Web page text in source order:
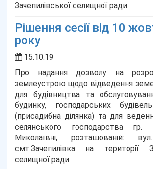
Зачепилівської селищної ради
Рішення сесії від 10
року
15.10.19
Про надання дозволу на
землеустрою щодо відведення
для будівництва та
будинку, господарських
(присадибна ділянка) та для
селянського господарства гр.
Миколаївні, розташованій:
смт.Зачепилівка на території
селищної ради